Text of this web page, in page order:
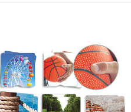
Soportes
Videoconferencia
Videoproyección
Vex robotics
Otros